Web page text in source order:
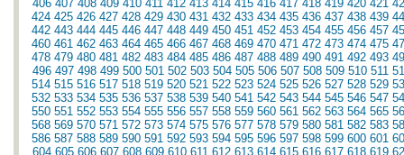
406 407 408 409 410 411 412 413 414 415 416 417 418 419 420 421
424 425 426 427 428 429 430 431 432 433 434 435 436 437 438 439
442 443 444 445 446 447 448 449 450 451 452 453 454 455 456 457
460 461 462 463 464 465 466 467 468 469 470 471 472 473 474 475
478 479 480 481 482 483 484 485 486 487 488 489 490 491 492 493
496 497 498 499 500 501 502 503 504 505 506 507 508 509 510 511
514 515 516 517 518 519 520 521 522 523 524 525 526 527 528 529
532 533 534 535 536 537 538 539 540 541 542 543 544 545 546 547
550 551 552 553 554 555 556 557 558 559 560 561 562 563 564 565
568 569 570 571 572 573 574 575 576 577 578 579 580 581 582 583
586 587 588 589 590 591 592 593 594 595 596 597 598 599 600 601
604 605 606 607 608 609 610 611 612 613 614 615 616 617 618 619